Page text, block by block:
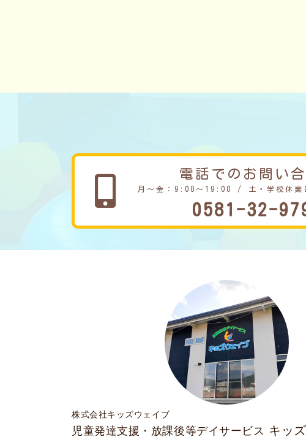
電話でのお問い
月～金：9:00～19:00 / 土・学校休業
0581-32-
株式会社キッズウェイブ
児童発達支援・放課後等デイサービス キッ